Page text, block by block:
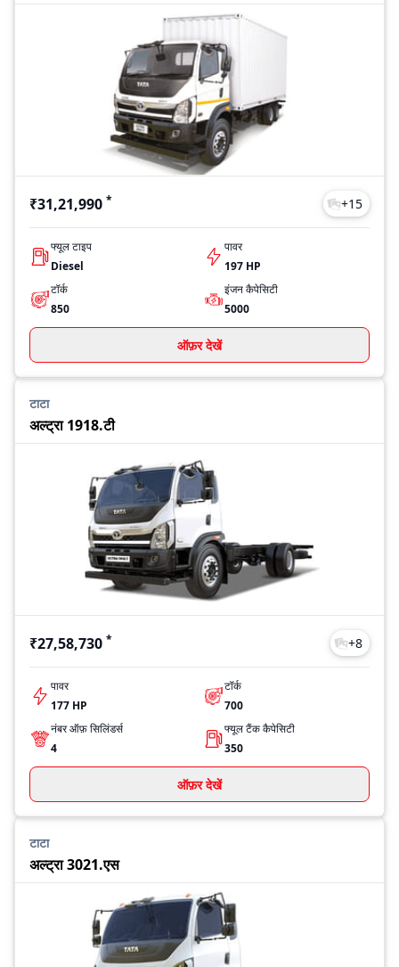
₹31,21,990 * +15
फ्यूल टाइप
Diesel
पावर
197 HP
टॉर्क
850
इंजन कैपेसिटी
5000
ऑफ़र देखें
टाटा
अल्ट्रा 1918.टी
₹27,58,730 * +8
पावर
177 HP
टॉर्क
700
नंबर ऑफ़ सिलिंडर्स
4
फ्यूल टैंक कैपेसिटी
350
ऑफ़र देखें
टाटा
अल्ट्रा 3021.एस